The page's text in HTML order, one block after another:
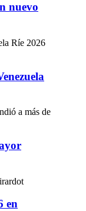
nuevo
en